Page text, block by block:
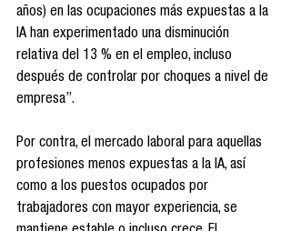
años) en las ocupaciones más expuestas a la
IA han experimentado una disminución
relativa del 13 % en el empleo, incluso
después de controlar por choques a nivel de
empresa”.
Por contra, el mercado laboral para aquellas
profesiones menos expuestas a la IA, así
como a los puestos ocupados por
trabajadores con mayor experiencia, se